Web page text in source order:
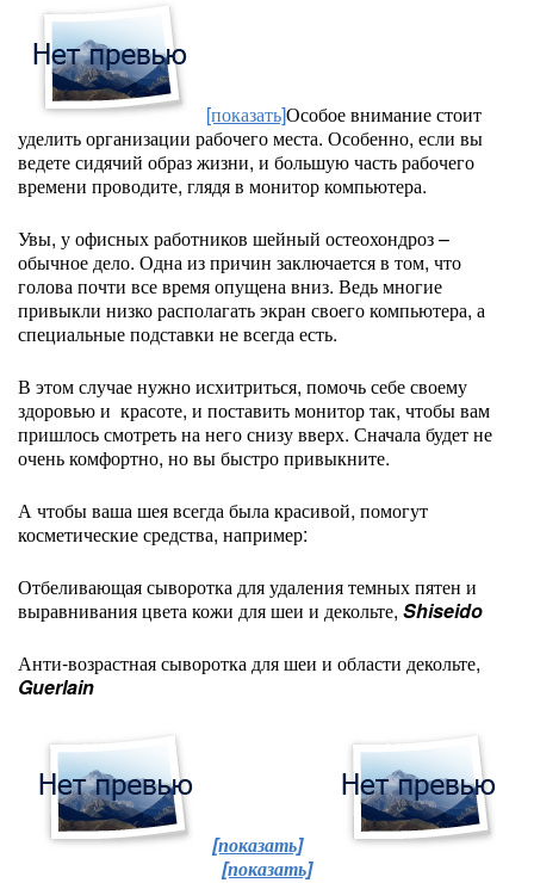
[показать]Особое внимание стоит
уделить организации рабочего места. Особенно, если вы
ведете сидячий образ жизни, и большую часть рабочего
времени проводите, глядя в монитор компьютера.
Увы, у офисных работников шейный остеохондроз –
обычное дело. Одна из причин заключается в том, что
голова почти все время опущена вниз. Ведь многие
привыкли низко располагать экран своего компьютера, а
специальные подставки не всегда есть.
В этом случае нужно исхитриться, помочь себе своему
здоровью и красоте, и поставить монитор так, чтобы вам
пришлось смотреть на него снизу вверх. Сначала будет не
очень комфортно, но вы быстро привыкните.
А чтобы ваша шея всегда была красивой, помогут
косметические средства, например:
Отбеливающая сыворотка для удаления темных пятен и
выравнивания цвета кожи для шеи и декольте, Shiseido
Анти-возрастная сыворотка для шеи и области декольте,
Guerlain
[показать]
[показать]